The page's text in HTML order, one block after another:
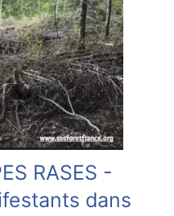
RASES -
dans